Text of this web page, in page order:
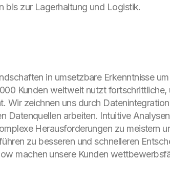
bis zur Lagerhaltung und Logistik.
in umsetzbare Erkenntnisse
Kunden weltweit nutzt
Wir zeichnen uns durch
Datenquellen arbeiten. Intuitive
Herausforderungen zu meistern
zu besseren und schnelleren
machen unsere Kunden